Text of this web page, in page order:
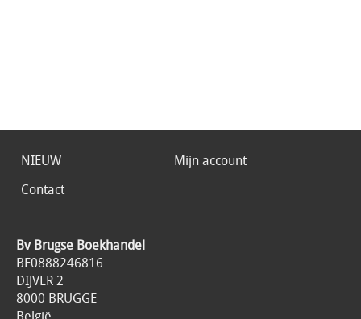
NIEUW
Mijn account
Contact
Bv Brugse Boekhandel
BE0888246816
DIJVER 2
8000 BRUGGE